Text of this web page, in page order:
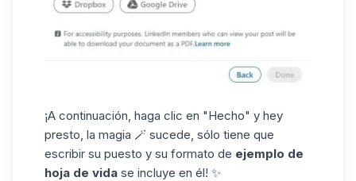
¡A continuación, haga clic en "Hecho" y hey
presto, la magia 🪄 sucede, sólo tiene que
escribir su puesto y su formato de ejemplo de
hoja de vida se incluye en él! ✨